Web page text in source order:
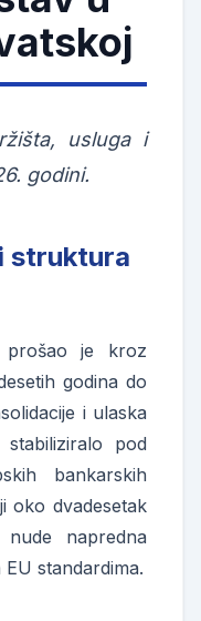
usluga i
godini.
struktura
prošao je kroz
godina do
i ulaska
pod
bankarskih
oko dvadesetak
napredna
standardima.